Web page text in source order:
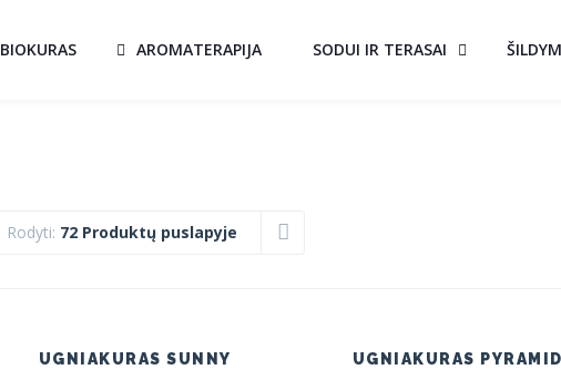
BIOKURAS AROMATERAPIJA SODUI IR TERASAI
Rodyti: 72 Produktų puslapyje
UGNIAKURAS SUNNY UGNIAKURAS PYRAMID